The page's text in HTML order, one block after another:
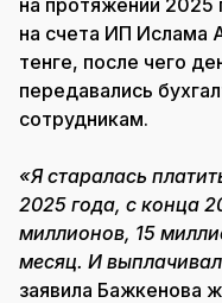
на счета ИП Ислама
тенге, после чего
передавались
сотрудникам.
«Я старалась
2025 года, с конца
миллионов, 15
месяц. И
заявила Бажкенова